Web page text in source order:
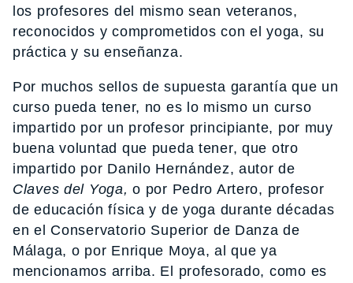
los profesores del mismo sean veteranos,
reconocidos y comprometidos con el yoga, su
práctica y su enseñanza.
Por muchos sellos de supuesta garantía que un
curso pueda tener, no es lo mismo un curso
impartido por un profesor principiante, por muy
buena voluntad que pueda tener, que otro
impartido por Danilo Hernández, autor de
Claves del Yoga, o por Pedro Artero, profesor
de educación física y de yoga durante décadas
en el Conservatorio Superior de Danza de
Málaga, o por Enrique Moya, al que ya
mencionamos arriba. El profesorado, como es